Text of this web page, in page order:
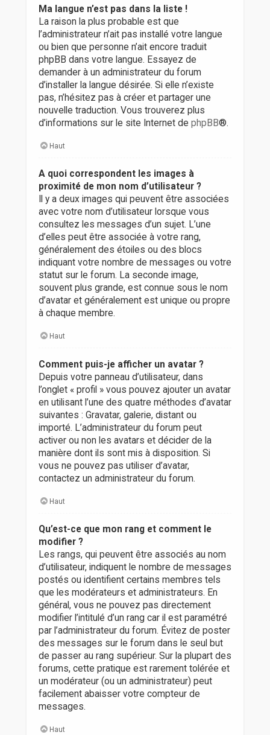
Ma langue n’est pas dans la liste !
La raison la plus probable est que
l’administrateur n’ait pas installé votre langue
ou bien que personne n’ait encore traduit
phpBB dans votre langue. Essayez de
demander à un administrateur du forum
d’installer la langue désirée. Si elle n’existe
pas, n’hésitez pas à créer et partager une
nouvelle traduction. Vous trouverez plus
d’informations sur le site Internet de phpBB®.
Haut
A quoi correspondent les images à
proximité de mon nom d’utilisateur ?
Il y a deux images qui peuvent être associées
avec votre nom d’utilisateur lorsque vous
consultez les messages d’un sujet. L’une
d’elles peut être associée à votre rang,
généralement des étoiles ou des blocs
indiquant votre nombre de messages ou votre
statut sur le forum. La seconde image,
souvent plus grande, est connue sous le nom
d’avatar et généralement est unique ou propre
à chaque membre.
Haut
Comment puis-je afficher un avatar ?
Depuis votre panneau d’utilisateur, dans
l’onglet « profil » vous pouvez ajouter un avatar
en utilisant l’une des quatre méthodes d’avatar
suivantes : Gravatar, galerie, distant ou
importé. L’administrateur du forum peut
activer ou non les avatars et décider de la
manière dont ils sont mis à disposition. Si
vous ne pouvez pas utiliser d’avatar,
contactez un administrateur du forum.
Haut
Qu’est-ce que mon rang et comment le
modifier ?
Les rangs, qui peuvent être associés au nom
d’utilisateur, indiquent le nombre de messages
postés ou identifient certains membres tels
que les modérateurs et administrateurs. En
général, vous ne pouvez pas directement
modifier l’intitulé d’un rang car il est paramétré
par l’administrateur du forum. Évitez de poster
des messages sur le forum dans le seul but
de passer au rang supérieur. Sur la plupart des
forums, cette pratique est rarement tolérée et
un modérateur (ou un administrateur) peut
facilement abaisser votre compteur de
messages.
Haut